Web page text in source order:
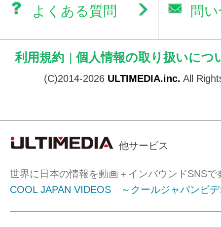
よくある質問 問
利用規約 | 個人情報の取り扱いにつ
(C)2014-2026 ULTIMEDIA.inc. All
他サービス
世界に日本の情報を動画＋インバウンドSNSで
COOL JAPAN VIDEOS ～クールジャパンビ